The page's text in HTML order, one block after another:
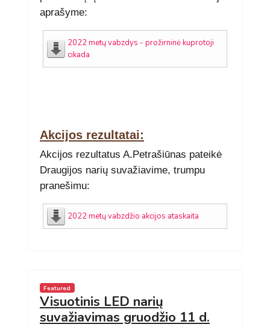
aprašyme:
2022 metų vabzdys - prožirninė kuprotoji
cikada
Akcijos rezultatai:
Akcijos rezultatus A.Petrašiūnas pateikė
Draugijos narių suvažiavime, trumpu
pranešimu:
2022 metų vabzdžio akcijos ataskaita
Featured
Visuotinis LED narių
suvažiavimas gruodžio 11 d.